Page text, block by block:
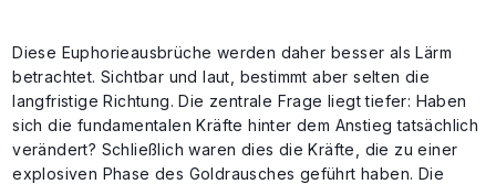
Diese Euphorieausbrüche werden daher besser als Lärm
betrachtet. Sichtbar und laut, bestimmt aber selten die
langfristige Richtung. Die zentrale Frage liegt tiefer: Haben
sich die fundamentalen Kräfte hinter dem Anstieg tatsächlich
verändert? Schließlich waren dies die Kräfte, die zu einer
explosiven Phase des Goldrausches geführt haben. Die